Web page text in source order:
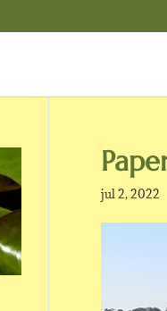
jul 2, 2022